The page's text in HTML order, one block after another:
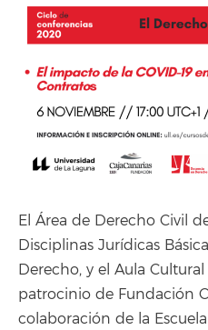
El Área de Derecho Civil
Disciplinas Jurídicas
Derecho, y el Aula
patrocinio de Fundación
colaboración de la